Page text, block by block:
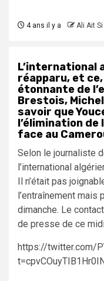
4 ans il y a Ali Ait
L’international
réapparu, et
étonnante de
Brestois,
savoir que
l’élimination de
face au
Selon le journaliste
l’international
Il n’était pas
l’entraînement
dimanche. Le
de presse de ce
https://twitter.com/